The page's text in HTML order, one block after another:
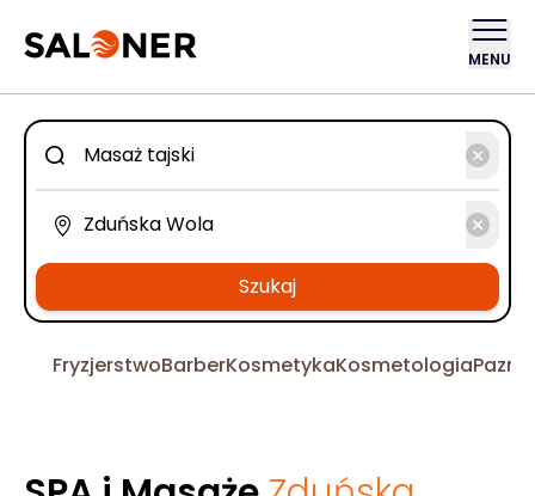
MENU
Szukaj
FryzjerstwoBarberKosmetykaKosmetologia